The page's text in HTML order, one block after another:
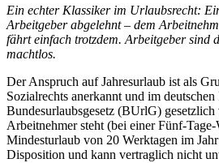
Ein echter Klassiker im Urlaubsrecht:
Arbeitgeber abgelehnt – dem
fährt einfach trotzdem. Arbeitgeber sind
machtlos.
Der Anspruch auf Jahresurlaub ist als
Sozialrechts anerkannt und im
Bundesurlaubsgesetz (BUrlG) gesetzlich
Arbeitnehmer steht (bei einer Fünf-
Mindesturlaub von 20 Werktagen im
Disposition und kann vertraglich nicht